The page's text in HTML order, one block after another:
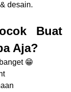
desain.
Buat
Aja?
😁